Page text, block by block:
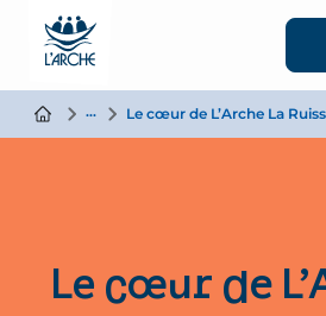
Actualité
Le cœur de